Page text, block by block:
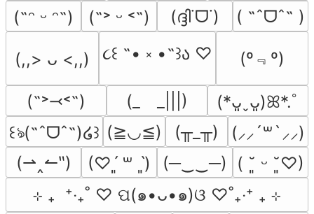
(˶ᵔ ᵕ ᵔ˶)
(˶˃ ᵕ ˂˶) (ദ്ദി˙ᗜ˙) ( ˶ˆᗜˆ˵ )
(,,> ᴗ <,,) ૮꒰ ˶• ༝ •˶꒱ა ♡ (º﹃º)
(˶˃⤙˂˶) (_　_|||)
(*ᴗ͈ˬᴗ͈)ꕤ*.ﾟ
꒰ঌ(˶ˆᗜˆ˵)໒꒱ (≧◡≦) (╥_╥)
(⸝⸝´꒳`⸝⸝)
(⇀‸↼‶)
(♡ˊ͈ ꒳ ˋ͈) (─‿‿─)
( ˘͈ ᵕ ˘͈♡)
⊹ ₊  ⁺‧₊˚ ♡ ପ(๑•ᴗ•๑)ଓ ♡˚₊‧⁺ ₊ ⊹